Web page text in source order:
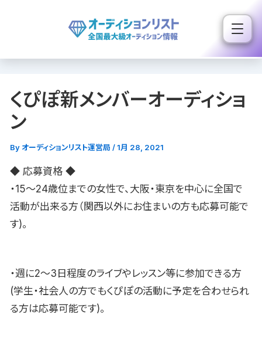
ス
くぴぽ新メンバーオーディショ
ン
By オーディションリスト運営局 /1月 28, 2021
◆ 応募資格 ◆
・15〜24歳位までの女性で、大阪・東京を中心に全国で
活動が出来る方（関西以外にお住まいの方も応募可能で
す)。
・週に2〜3日程度のライブやレッスン等に参加できる方
(学生・社会人の方でもくぴぽの活動に予定を合わせられ
る方は応募可能です)。